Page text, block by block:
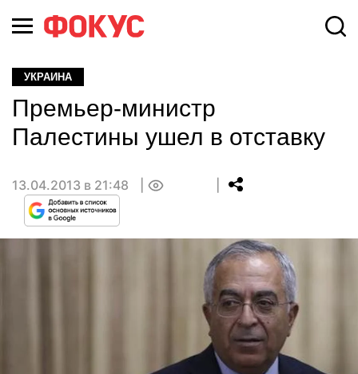
УКРАИНА
Премьер-министр
Палестины ушел в отставку
13.04.2013 в 21:48